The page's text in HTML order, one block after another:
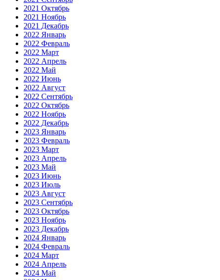
2021 Октябрь
2021 Ноябрь
2021 Декабрь
2022 Январь
2022 Февраль
2022 Март
2022 Апрель
2022 Май
2022 Июнь
2022 Август
2022 Сентябрь
2022 Октябрь
2022 Ноябрь
2022 Декабрь
2023 Январь
2023 Февраль
2023 Март
2023 Апрель
2023 Май
2023 Июнь
2023 Июль
2023 Август
2023 Сентябрь
2023 Октябрь
2023 Ноябрь
2023 Декабрь
2024 Январь
2024 Февраль
2024 Март
2024 Апрель
2024 Май